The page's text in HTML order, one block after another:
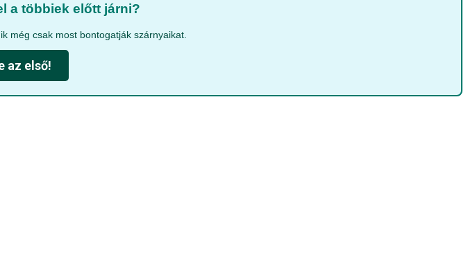
a többiek előtt járni?
még csak most bontogatják szárnyaikat.
az első!